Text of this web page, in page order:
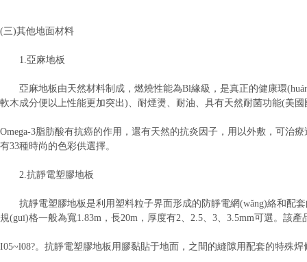
(三)其他地面材料
1.亞麻地板
亞麻地板由天然材料制成，燃燒性能為Bl緣級，是真正的健康環
軟木成分便以上性能更加突出)、耐煙燙、耐油、具有天然耐菌功能(美
Omega-3脂肪酸有抗癌的作用，還有天然的抗炎因子，用以外敷，可治
有33種時尚的色彩供選擇。
2.抗靜電塑膠地板
抗靜電塑膠地板是利用塑料粒子界面形成的防靜電網(wǎng)絡和配套
規(guī)格一般為寬1.83m，長20m，厚度有2、2.5、3、3.5mm可選。該
I05~l08?。抗靜電塑膠地板用膠黏貼于地面，之間的縫隙用配套的特殊